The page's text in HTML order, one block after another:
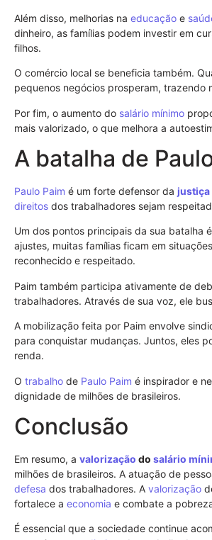
Além disso, melhorias na educação e
dinheiro, as famílias podem investir em
filhos.
O comércio local se beneficia também.
pequenos negócios prosperam, trazendo
Por fim, o aumento do salário mínimo
mais valorizado, o que melhora a
A batalha de
Paulo Paim é um forte defensor da justiça
direitos dos trabalhadores sejam
Um dos pontos principais da sua batalha
ajustes, muitas famílias ficam em
reconhecido e respeitado.
Paim também participa ativamente de
trabalhadores. Através de sua voz, ele
A mobilização feita por Paim envolve
para conquistar mudanças. Juntos, eles
renda.
O trabalho de Paulo Paim é inspirador e
dignidade de milhões de brasileiros.
Conclusão
Em resumo, a valorização do salário
milhões de brasileiros. A atuação de
defesa dos trabalhadores. A valorização
fortalece a economia e combate a
É essencial que a sociedade continue